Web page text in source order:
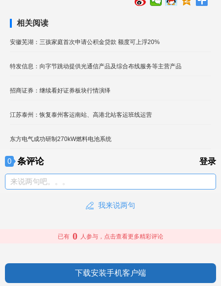
相关阅读
安徽芜湖：三孩家庭首次申请公积金贷款 额度可上浮20%
特发信息：向字节跳动提供光通信产品及综合布线服务等主营产品
招商证券：继续看好证券板块行情演绎
江苏泰州：恢复泰州客运南站、高港北站客运班线运营
东方电气成功研制270kW燃料电池系统
0 条评论 登录
来说两句吧。。。
我来说两句
已有 0 人参与，点击查看更多精彩评论
下载安装手机客户端